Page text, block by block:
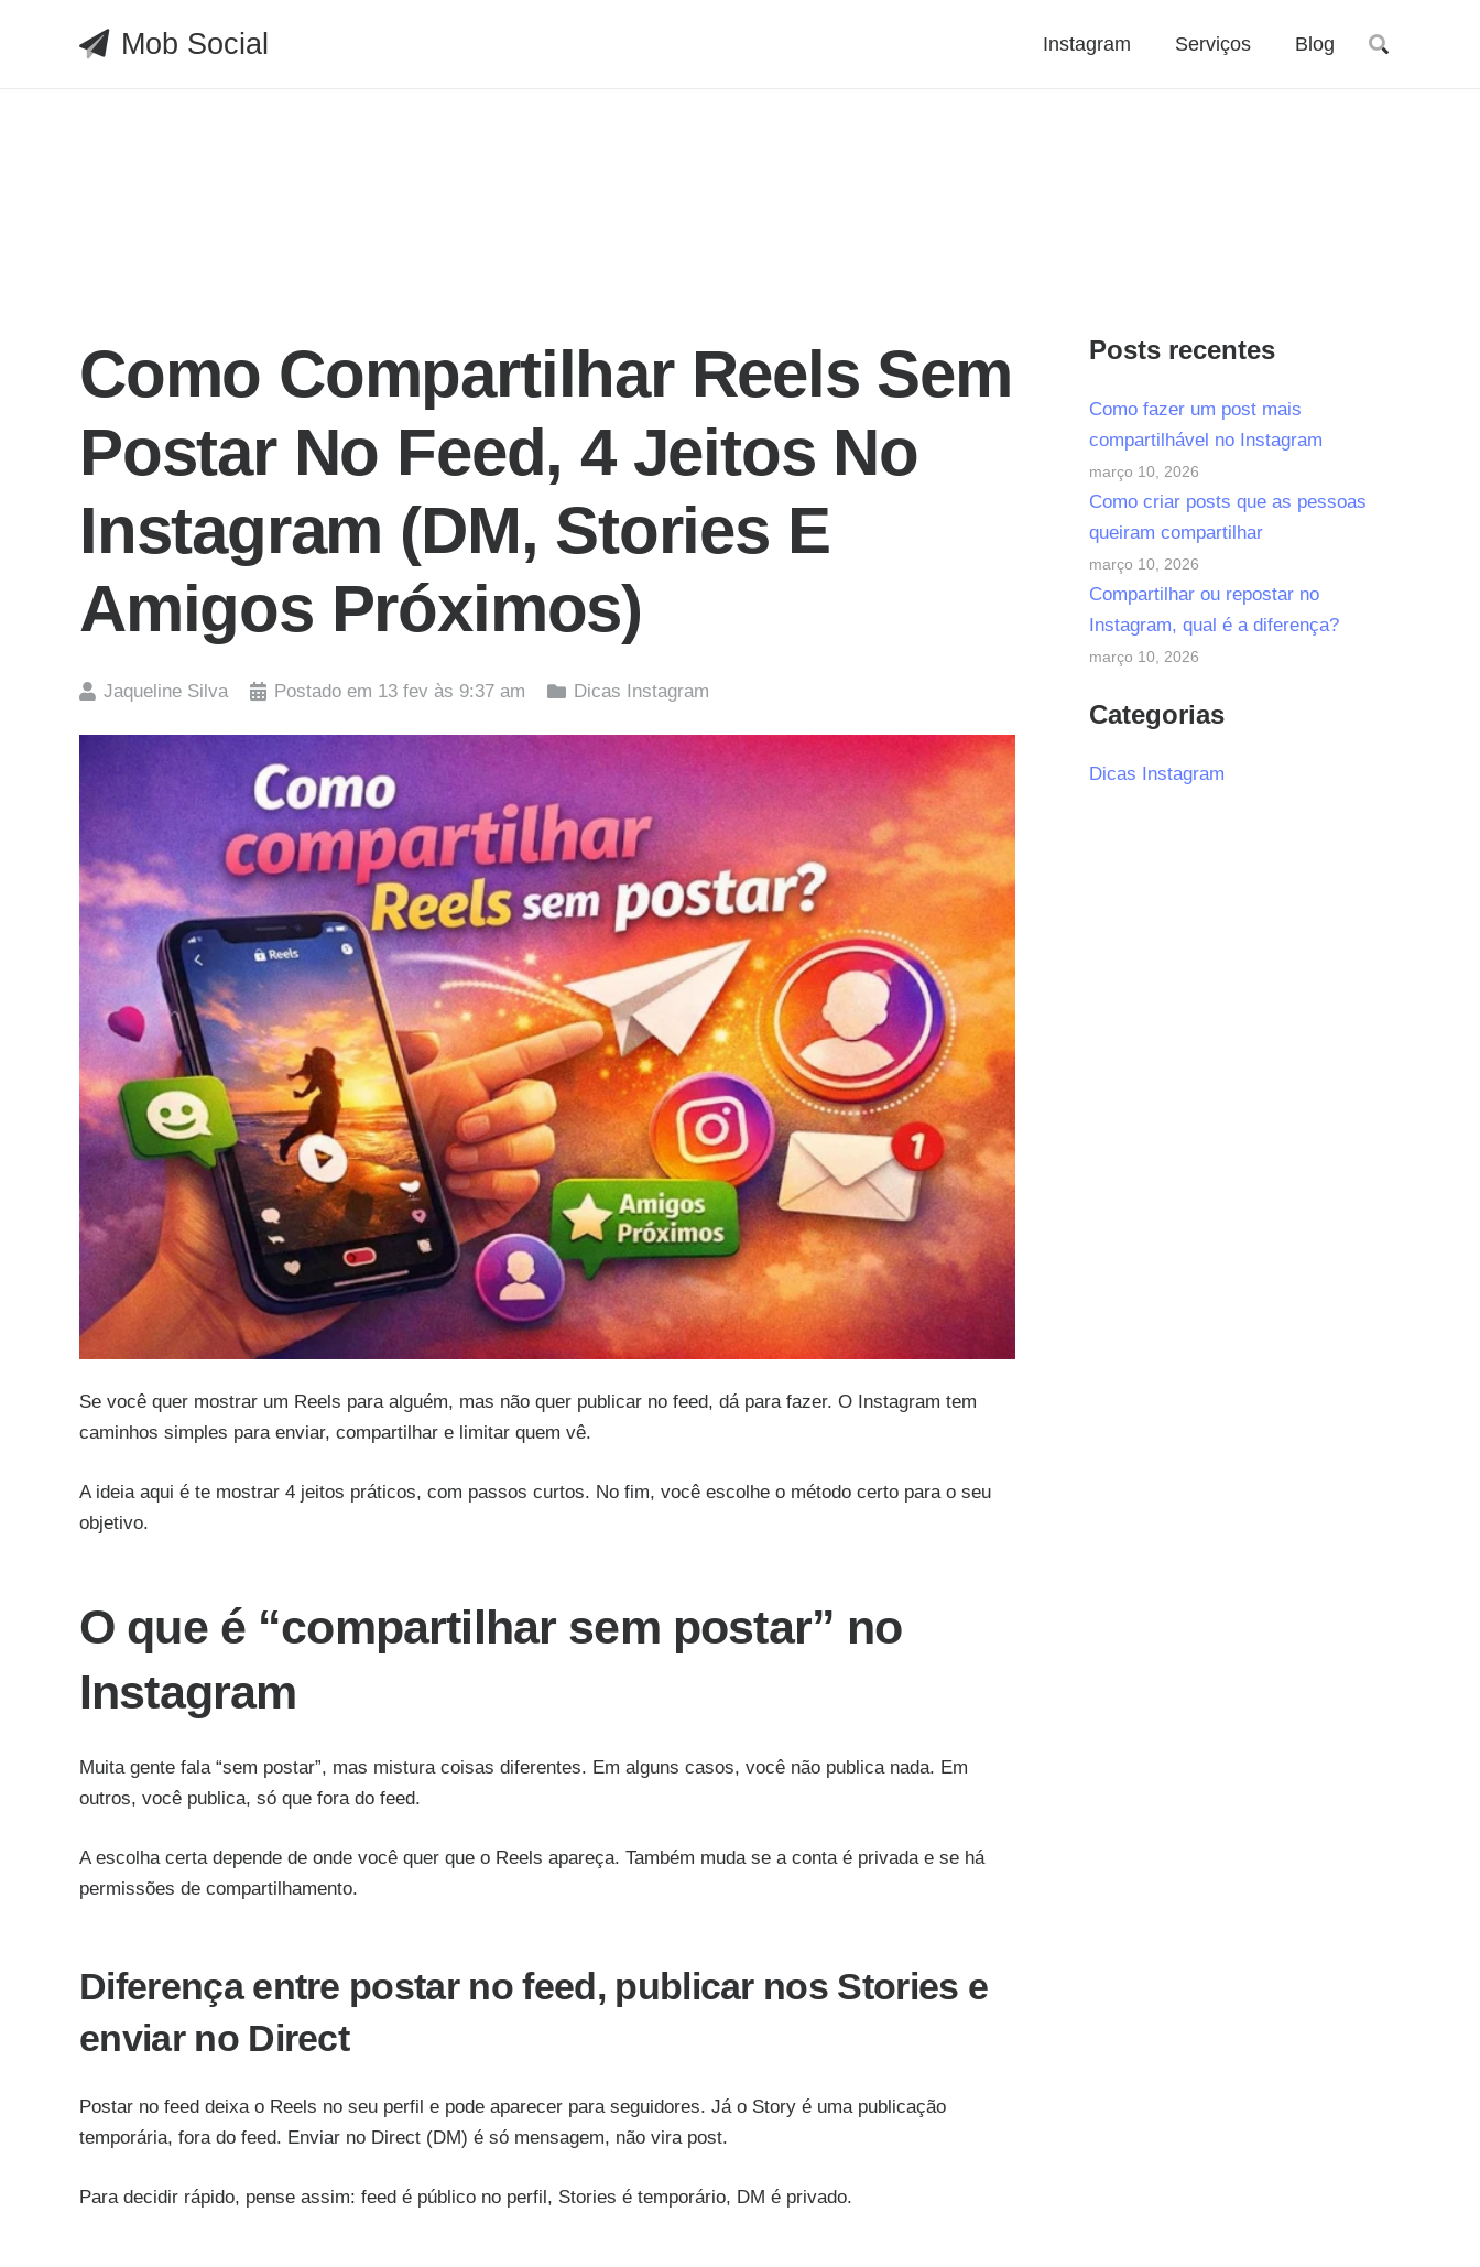
Mob Social Instagram Serviços Blog
Como Compartilhar Reels Sem
Postar No Feed, 4 Jeitos No
Instagram (DM, Stories E
Amigos Próximos)
Jaqueline Silva Postado em 13 fev às 9:37 am Dicas Instagram
Se você quer mostrar um Reels para alguém, mas não quer publicar no feed, dá para fazer. O Instagram tem
caminhos simples para enviar, compartilhar e limitar quem vê.
A ideia aqui é te mostrar 4 jeitos práticos, com passos curtos. No fim, você escolhe o método certo para o seu
objetivo.
O que é “compartilhar sem postar” no
Instagram
Muita gente fala “sem postar”, mas mistura coisas diferentes. Em alguns casos, você não publica nada. Em
outros, você publica, só que fora do feed.
A escolha certa depende de onde você quer que o Reels apareça. Também muda se a conta é privada e se há
permissões de compartilhamento.
Diferença entre postar no feed, publicar nos Stories e
enviar no Direct
Postar no feed deixa o Reels no seu perfil e pode aparecer para seguidores. Já o Story é uma publicação
temporária, fora do feed. Enviar no Direct (DM) é só mensagem, não vira post.
Para decidir rápido, pense assim: feed é público no perfil, Stories é temporário, DM é privado.
Posts recentes
Como fazer um post mais
compartilhável no Instagram
março 10, 2026
Como criar posts que as pessoas
queiram compartilhar
março 10, 2026
Compartilhar ou repostar no
Instagram, qual é a diferença?
março 10, 2026
Categorias
Dicas Instagram